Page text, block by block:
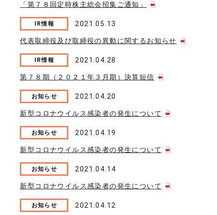
「第７８回定時株主総会招集ご通知」
IR情報 2021.05.13
代表取締役及び取締役の異動に関するお知らせ
IR情報 2021.04.28
第７８期（２０２１年３月期）決算短信
お知らせ 2021.04.20
新型コロナウイルス感染者の発生について
お知らせ 2021.04.19
新型コロナウイルス感染者の発生について
お知らせ 2021.04.14
新型コロナウイルス感染者の発生について
お知らせ 2021.04.12